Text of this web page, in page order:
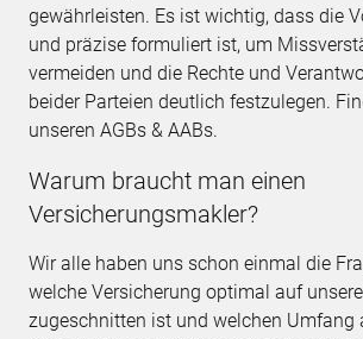
gewährleisten. Es ist wichtig, dass die
und präzise formuliert ist, um
vermeiden und die Rechte und
beider Parteien deutlich festzulegen.
unseren AGBs & AABs.
Warum braucht man einen
Versicherungsmakler?
Wir alle haben uns schon einmal die
welche Versicherung optimal auf
zugeschnitten ist und welchen Umfang